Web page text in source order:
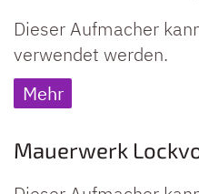
Dieser Aufmacher
verwendet werden.
Mehr
Mauerwerk